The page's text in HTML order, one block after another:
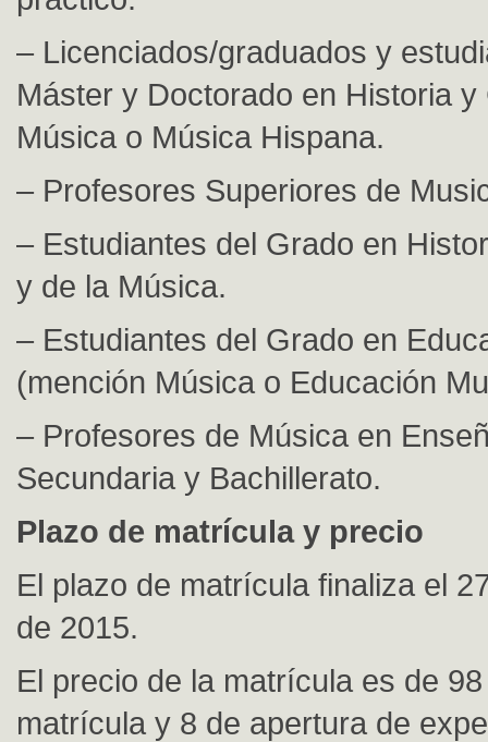
– Licenciados/graduados y
Máster y Doctorado en Historia y
Música o Música Hispana.
– Profesores Superiores de
– Estudiantes del Grado en
y de la Música.
– Estudiantes del Grado en
(mención Música o Educación
– Profesores de Música en
Secundaria y Bachillerato.
Plazo de matrícula y precio
El plazo de matrícula finaliza el
de 2015.
El precio de la matrícula es de
matrícula y 8 de apertura de